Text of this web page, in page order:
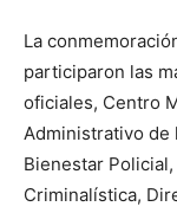
La
participaron las
oficiales, Centro
Administrativo de
Bienestar
Criminalística,